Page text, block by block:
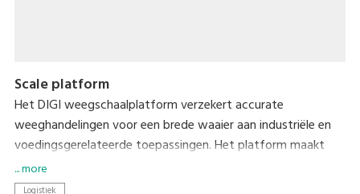
Scale platform
Het DIGI weegschaalplatform verzekert accurate
weeghandelingen voor een brede waaier aan industriële en
voedingsgerelateerde toepassingen. Het platform maakt
gebruik van kwaliteitsvolle krachtopnemers die opvallend
duurzaam en schokbestendig zijn, zelfs wanneer ze onder
... more
Logistiek